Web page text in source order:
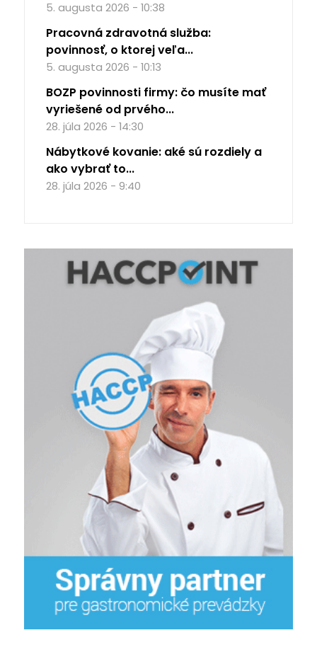
5. augusta 2026 - 10:38
Pracovná zdravotná služba:
povinnosť, o ktorej veľa...
5. augusta 2026 - 10:13
BOZP povinnosti firmy: čo musíte mať
vyriešené od prvého...
28. júla 2026 - 14:30
Nábytkové kovanie: aké sú rozdiely a
ako vybrať to...
28. júla 2026 - 9:40